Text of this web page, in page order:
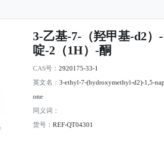
3-乙基-7-（羟甲基-d2）
啶-2（1H）-酮
CAS号： 2920175-33-1
英文名： 3-ethyl-7-(hydroxymethyl-d2)-1,5-
one
同义词：
货号： REF-QT04301